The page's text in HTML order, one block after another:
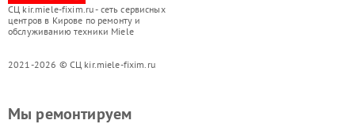
СЦ kir.miele-fixim.ru - сеть сервисных
центров в Кирове по ремонту и
обслуживанию техники Miele
2021-2026 © СЦ kir.miele-fixim.ru
Мы ремонтируем